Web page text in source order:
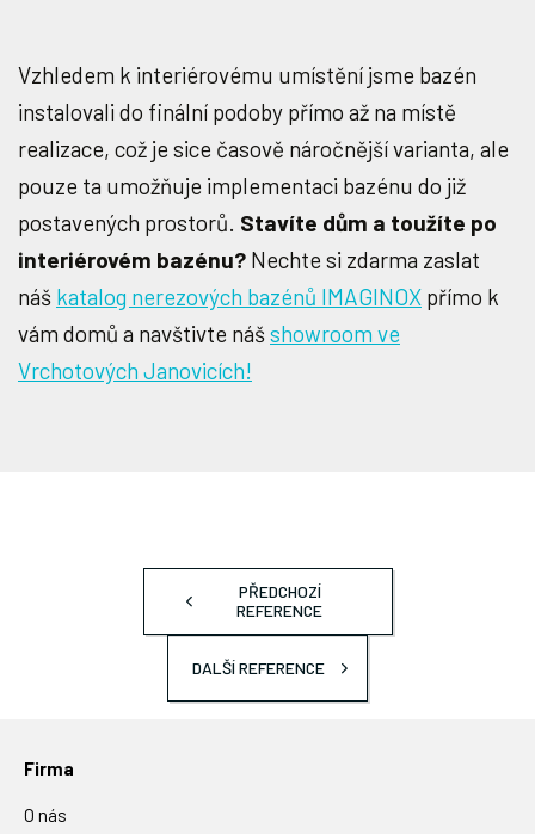
Vzhledem k interiérovému umístění jsme bazén
instalovali do finální podoby přímo až na místě
realizace, což je sice časově náročnější varianta, ale
pouze ta umožňuje implementaci bazénu do již
postavených prostorů. Stavíte dům a toužíte po
interiérovém bazénu? Nechte si zdarma zaslat
náš katalog nerezových bazénů IMAGINOX přímo k
vám domů a navštivte nášshowroom ve
Vrchotových Janovicích!
PŘEDCHOZÍ
REFERENCE
DALŠÍ REFERENCE
Firma
O nás